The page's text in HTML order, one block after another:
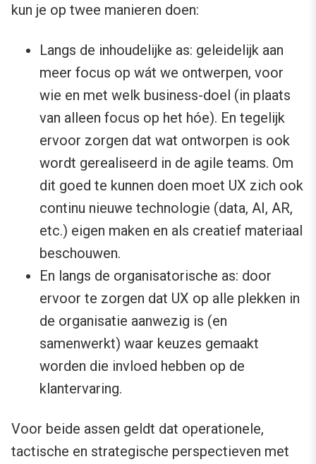
kun je op twee manieren doen:
Langs de inhoudelijke as: geleidelijk aan
meer focus op wát we ontwerpen, voor
wie en met welk business-doel (in plaats
van alleen focus op het hóe). En tegelijk
ervoor zorgen dat wat ontworpen is ook
wordt gerealiseerd in de agile teams. Om
dit goed te kunnen doen moet UX zich ook
continu nieuwe technologie (data, AI, AR,
etc.) eigen maken en als creatief materiaal
beschouwen.
En langs de organisatorische as: door
ervoor te zorgen dat UX op alle plekken in
de organisatie aanwezig is (en
samenwerkt) waar keuzes gemaakt
worden die invloed hebben op de
klantervaring.
Voor beide assen geldt dat operationele,
tactische en strategische perspectieven met